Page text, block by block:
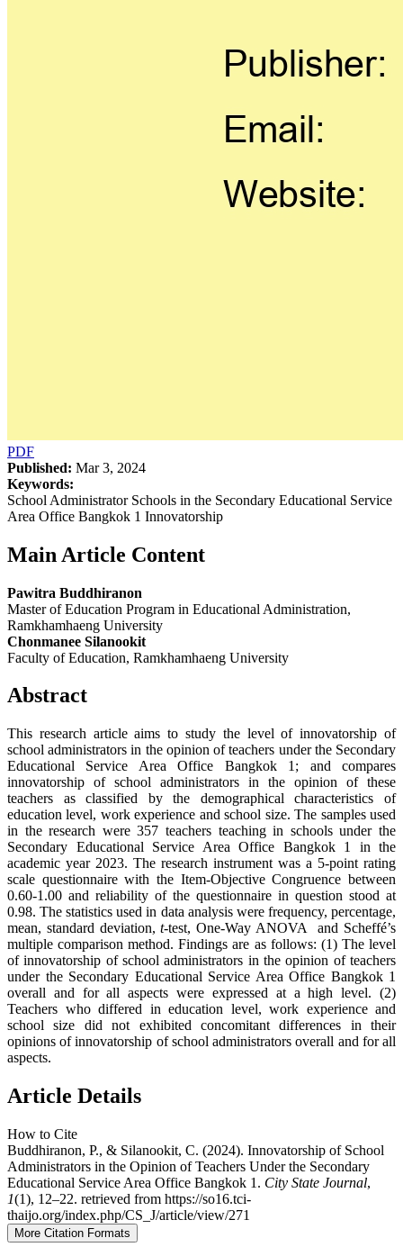
PDF
Published: Mar 3, 2024
Keywords:
School Administrator Schools in the Secondary Educational Service
Area Office Bangkok 1 Innovatorship
Main Article Content
Pawitra Buddhiranon
Master of Education Program in Educational Administration,
Ramkhamhaeng University
Chonmanee Silanookit
Faculty of Education, Ramkhamhaeng University
Abstract
This research article aims to study the level of innovatorship of
school administrators in the opinion of teachers under the Secondary
Educational Service Area Office Bangkok 1; and compares
innovatorship of school administrators in the opinion of these
teachers as classified by the demographical characteristics of
education level, work experience and school size. The samples used
in the research were 357 teachers teaching in schools under the
Secondary Educational Service Area Office Bangkok 1 in the
academic year 2023. The research instrument was a 5-point rating
scale questionnaire with the Item-Objective Congruence between
0.60-1.00 and reliability of the questionnaire in question stood at
0.98. The statistics used in data analysis were frequency, percentage,
mean, standard deviation,t-test, One-Way ANOVA and Scheffé’s
multiple comparison method. Findings are as follows: (1) The level
of innovatorship of school administrators in the opinion of teachers
under the Secondary Educational Service Area Office Bangkok 1
overall and for all aspects were expressed at a high level. (2)
Teachers who differed in education level, work experience and
school size did not exhibited concomitant differences in their
opinions of innovatorship of school administrators overall and for all
aspects.
Article Details
How to Cite
Buddhiranon, P., & Silanookit, C. (2024). Innovatorship of School
Administrators in the Opinion of Teachers Under the Secondary
Educational Service Area Office Bangkok 1. City State Journal,
1(1), 12–22. retrieved from https://so16.tci-
thaijo.org/index.php/CS_J/article/view/271
More Citation Formats